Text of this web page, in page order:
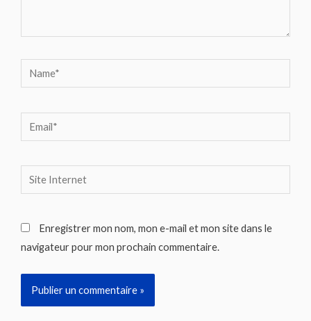
Name*
Email*
Site
Internet
Enregistrer mon nom, mon e-mail et mon site dans le
navigateur pour mon prochain commentaire.